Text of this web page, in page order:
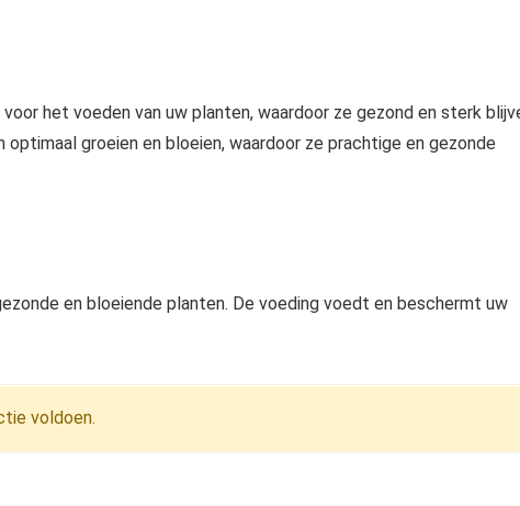
het voeden van uw planten, waardoor ze gezond en sterk
groeien en bloeien, waardoor ze prachtige en gezonde
en bloeiende planten. De voeding voedt en beschermt uw
voldoen.